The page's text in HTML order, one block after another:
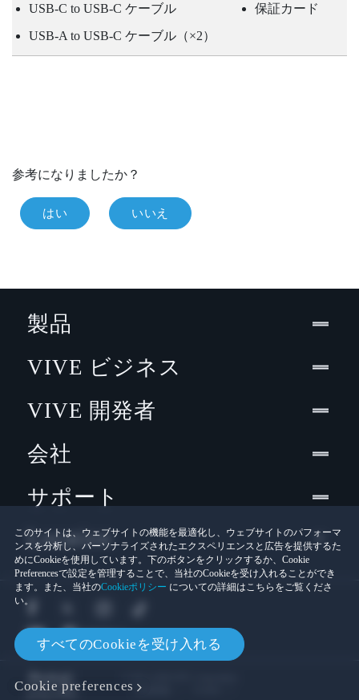
USB-C to USB-C ケーブル
USB-A to USB-C ケーブル（×2）
保証カード
参考になりましたか？
はい いいえ
このサイトは、ウェブサイトの機能を最適化し、ウェブサイトのパフォーマ
ンスを分析し、パーソナライズされたエクスペリエンスと広告を提供するた
めにCookieを使用しています。下のボタンをクリックするか、Cookie
Preferencesで設定を管理することで、当社のCookieを受け入れることができ
ます。また、当社のCookieポリシー についての詳細はこちらをご覧くださ
い。
すべてのCookieを受け入れる
Cookie preferences
製品
VIVE ビジネス
VIVE 開発者
会社
サポート
Location
法的情報